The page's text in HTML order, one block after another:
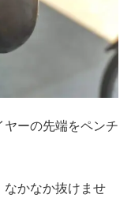
ヤーの先端をペンチ
なかなか抜けませ